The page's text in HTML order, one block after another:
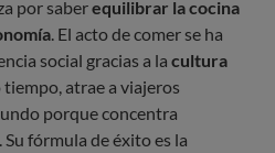
por saberequilibrar la cocina
. El acto de comer se ha
social gracias a la cultura
tiempo, atrae a viajeros
porque concentra
fórmula de éxito es la